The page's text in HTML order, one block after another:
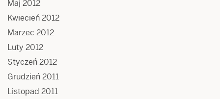
Maj 2012
Kwiecień 2012
Marzec 2012
Luty 2012
Styczeń 2012
Grudzień 2011
Listopad 2011